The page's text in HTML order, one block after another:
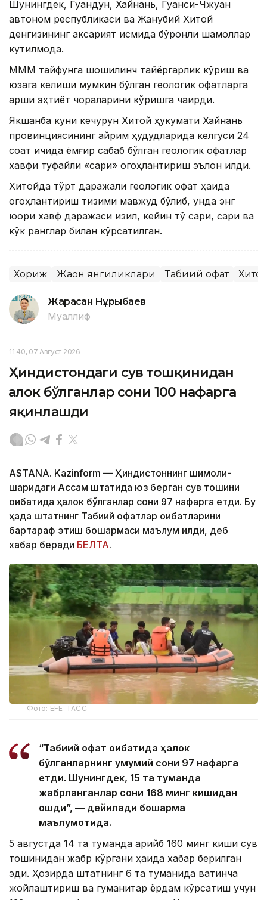
Шунингдек, Гуандун, Хайнань, Гуанси-Чжуан
автоном республикаси ва Жанубий Хитой
денгизининг аксарият қисмида бўронли шамоллар
кутилмоқда.
МММ тайфунга шошилинч тайёргарлик кўриш ва
юзага келиши мумкин бўлган геологик офатларга
қарши эҳтиёт чораларини кўришга чақирди.
Якшанба куни кечқурун Хитой ҳукумати Хайнань
провинциясининг айрим ҳудудларида келгуси 24
соат ичида ёмғир сабаб бўлган геологик офатлар
хавфи туфайли «сариқ» огоҳлантириш эълон қилди.
Хитойда тўрт даражали геологик офат ҳақида
огоҳлантириш тизими мавжуд бўлиб, унда энг
юқори хавф даражаси қизил, кейин тўқ сариқ, сариқ ва
кўк ранглар билан кўрсатилган.
Хориж Жаҳон янгиликлари Табиий офат
Жарасқан Нұрыбаев
Муаллиф
11:40, 07 Август 2026
Ҳиндистондаги сув тошқинидан
ҳалок бўлганлар сони 100 нафарга
яқинлашди
ASTANA. Kazinform — Ҳиндистоннинг шимоли-
шарқидаги Ассам штатида юз берган сув тошқини
оқибатида ҳалок бўлганлар сони 97 нафарга етди. Бу
ҳақда штатнинг Табиий офатлар оқибатларини
бартараф этиш бошқармаси маълум қилди, деб
хабар беради БЕЛТА.
Фото: EFE-ТАСС
“Табиий офат оқибатида ҳалок
бўлганларнинг умумий сони 97 нафарга
етди. Шунингдек, 15 та туманда
жабрланганлар сони 168 минг кишидан
ошди”, — дейилади бошқарма
маълумотида.
5 августда 14 та туманда қарийб 160 минг киши сув
тошқинидан жабр кўргани ҳақида хабар берилган
эди. Ҳозирда штатнинг 6 та туманида вақтинча
жойлаштириш ва гуманитар ёрдам кўрсатиш учун